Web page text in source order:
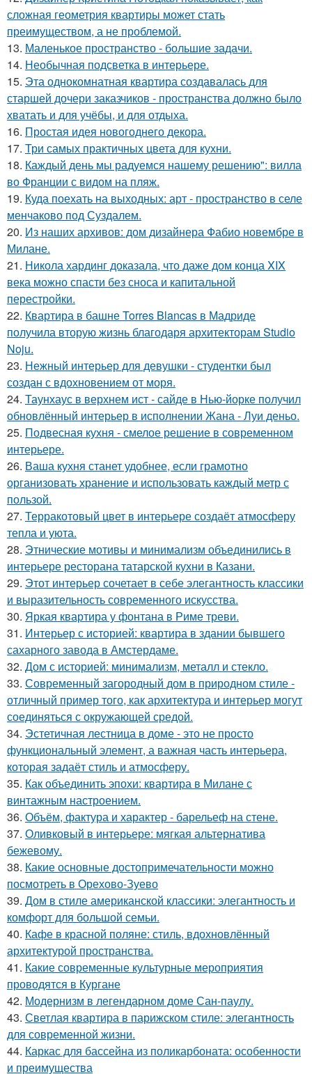
сложная геометрия квартиры может стать
преимуществом, а не проблемой.
13. Маленькое пространство - большие задачи.
14. Необычная подсветка в интерьере.
15. Эта однокомнатная квартира создавалась для
старшей дочери заказчиков - пространства должно было
хватать и для учёбы, и для отдыха.
16. Простая идея новогоднего декора.
17. Три самых практичных цвета для кухни.
18. Каждый день мы радуемся нашему решению": вилла
во Франции с видом на пляж.
19. Куда поехать на выходных: арт - пространство в селе
менчаково под Суздалем.
20. Из наших архивов: дом дизайнера Фабио новембре в
Милане.
21. Никола хардинг доказала, что даже дом конца XIX
века можно спасти без сноса и капитальной
перестройки.
22. Квартира в башне Torres Blancas в Мадриде
получила вторую жизнь благодаря архитекторам Studio
Noju.
23. Нежный интерьер для девушки - студентки был
создан с вдохновением от моря.
24. Таунхаус в верхнем ист - сайде в Нью-йорке получил
обновлённый интерьер в исполнении Жана - Луи деньо.
25. Подвесная кухня - смелое решение в современном
интерьере.
26. Ваша кухня станет удобнее, если грамотно
организовать хранение и использовать каждый метр с
пользой.
27. Терракотовый цвет в интерьере создаёт атмосферу
тепла и уюта.
28. Этнические мотивы и минимализм объединились в
интерьере ресторана татарской кухни в Казани.
29. Этот интерьер сочетает в себе элегантность классики
и выразительность современного искусства.
30. Яркая квартира у фонтана в Риме треви.
31. Интерьер с историей: квартира в здании бывшего
сахарного завода в Амстердаме.
32. Дом с историей: минимализм, металл и стекло.
33. Современный загородный дом в природном стиле -
отличный пример того, как архитектура и интерьер могут
соединяться с окружающей средой.
34. Эстетичная лестница в доме - это не просто
функциональный элемент, а важная часть интерьера,
которая задаёт стиль и атмосферу.
35. Как объединить эпохи: квартира в Милане с
винтажным настроением.
36. Объём, фактура и характер - барельеф на стене.
37. Оливковый в интерьере: мягкая альтернатива
бежевому.
38. Какие основные достопримечательности можно
посмотреть в Орехово-Зуево
39. Дом в стиле американской классики: элегантность и
комфорт для большой семьи.
40. Кафе в красной поляне: стиль, вдохновлённый
архитектурой пространства.
41. Какие современные культурные мероприятия
проводятся в Кургане
42. Модернизм в легендарном доме Сан-паулу.
43. Светлая квартира в парижском стиле: элегантность
для современной жизни.
44. Каркас для бассейна из поликарбоната: особенности
и преимущества